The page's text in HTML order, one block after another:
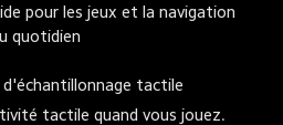
pour les jeux et la navigation
quotidien
d'échantillonnage tactile
tactile quand vous jouez.